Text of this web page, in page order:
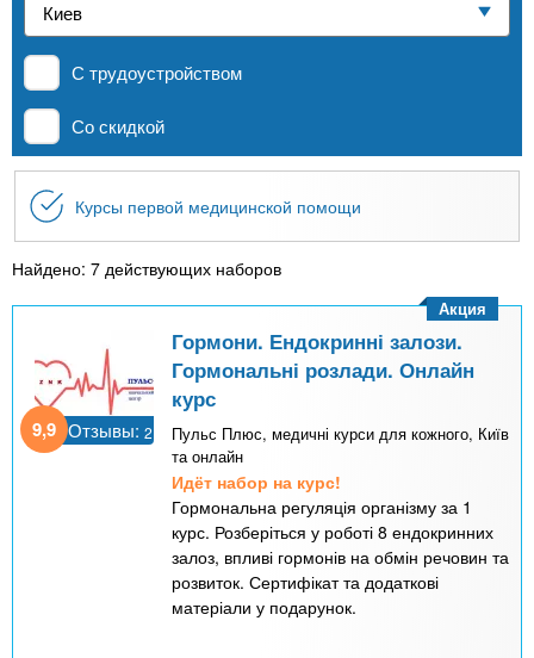
n
t
s
.
i
n
f
o
е
н
и
й
Частные школы
За рубежом
С трудоустройством
Со скидкой
Курсы первой медицинской помощи
Найдено: 7 действующих наборов
9,9 Отзывы: 2
Гормони. Ендокринні залози.
Гормональні розлади. Онлайн
курс
Пульс Плюс, медичні курси для кожного, Київ
та онлайн
Идёт набор на курс!
Гормональна регуляція організму за 1
курс. Розберіться у роботі 8 ендокринних
залоз, впливі гормонів на обмін речовин та
розвиток. Сертифікат та додаткові
матеріали у подарунок.
Акция